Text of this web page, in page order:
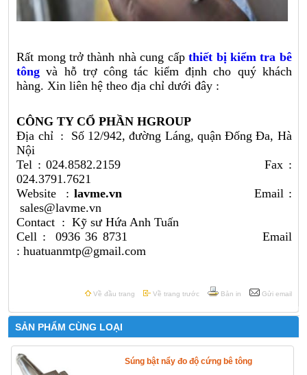
Rất mong trở thành nhà cung cấpthiết bị kiểm tra bê
tông và hỗ trợ công tác kiểm định cho quý khách
hàng. Xin liên hệ theo địa chỉ dưới đây :
CÔNG TY CỔ PHẦN HGROUP
Địa chỉ : Số 12/942, đường Láng, quận Đống Đa, Hà
Nội
Tel : 024.8582.2159 Fax :
024.3791.7621
Website : lavme.vn Email :
sales@lavme.vn
Contact : Kỹ sư Hứa Anh Tuấn
Cell : 0936 36 8731 Email
: huatuanmtp@gmail.com
Về đầu trang Về trang trước Bản in Gửi email
SẢN PHẨM CÙNG LOẠI
Súng bật nẩy đo độ cứng bê tông